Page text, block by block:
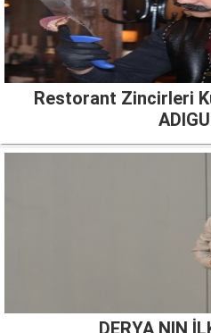
Restorant Zincirleri